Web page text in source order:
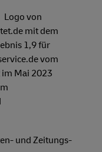
und Zeitungs-